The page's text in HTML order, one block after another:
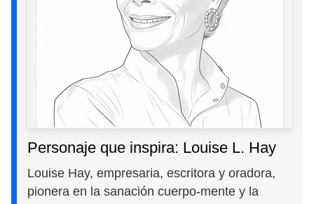
Personaje que inspira: Louise L. Hay
Louise Hay, empresaria, escritora y oradora,
pionera en la sanación cuerpo-mente y la